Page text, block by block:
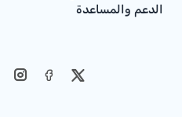
الدعم والمساعدة